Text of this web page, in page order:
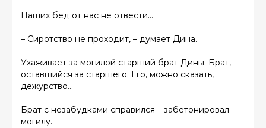
Наших бед от нас не отвести…
– Сиротство не проходит, – думает Дина.
Ухаживает за могилой старший брат Дины. Брат,
оставшийся за старшего. Его, можно сказать,
дежурство…
Брат с незабудками справился – забетонировал
могилу.